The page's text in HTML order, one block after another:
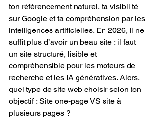
ton référencement naturel, ta visibilité
sur Google et ta compréhension par les
intelligences artificielles. En 2026, il ne
suffit plus d’avoir un beau site : il faut
un site structuré, lisible et
compréhensible pour les moteurs de
recherche et les IA génératives. Alors,
quel type de site web choisir selon ton
objectif : Site one-page VS site à
plusieurs pages ?